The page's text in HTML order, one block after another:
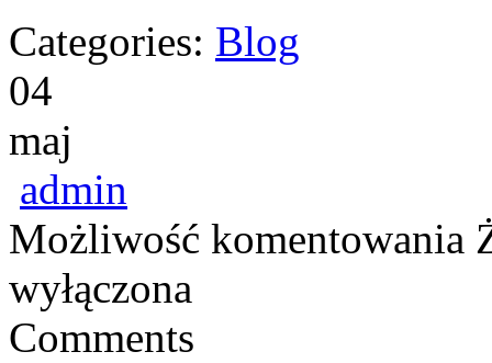
Categories: Blog
04
maj
admin
Możliwość komentowania
wyłączona
Comments